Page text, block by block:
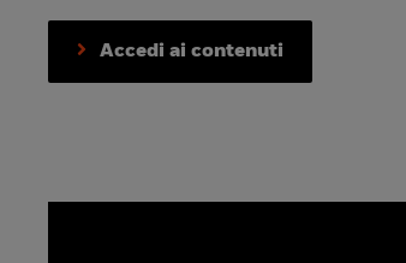
Accedi ai contenuti